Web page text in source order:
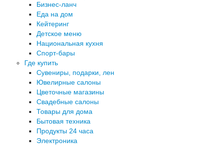
Бизнес-ланч
Еда на дом
Кейтеринг
Детское меню
Национальная кухня
Спорт-бары
Где купить
Сувениры, подарки, лен
Ювелирные салоны
Цветочные магазины
Свадебные салоны
Товары для дома
Бытовая техника
Продукты 24 часа
Электроника